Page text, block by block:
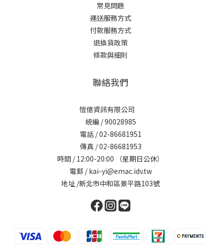
常見問題
運送服務方式
付款服務方式
退換貨政策
條款與細則
聯絡我們
愷億資訊有限公司
統編 / 90028985
電話 / 02-86681951
傳真 / 02-86681953
時間 / 12:00-20:00 （星期日公休）
電郵 / kai-yi@emac.idv.tw
地址 /新北市中和區景平路103號